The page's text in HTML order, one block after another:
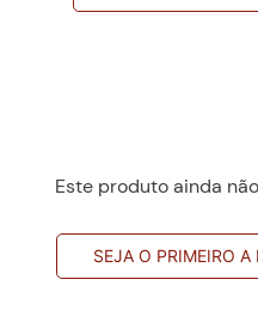
Este produto ainda
SEJA O PRIMEIRO A